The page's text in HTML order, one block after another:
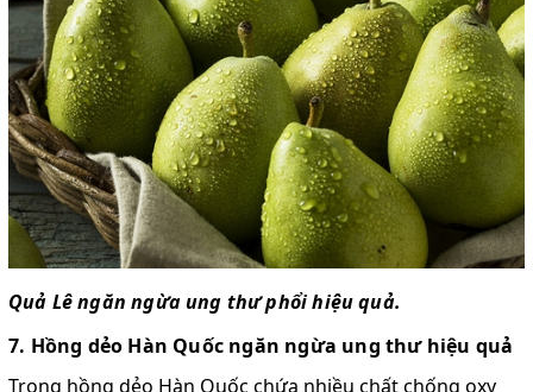
Quả Lê ngăn ngừa ung thư phổi hiệu quả.
7. Hồng dẻo Hàn Quốc ngăn ngừa ung thư hiệu quả
Trong hồng dẻo Hàn Quốc chứa nhiều chất chống oxy